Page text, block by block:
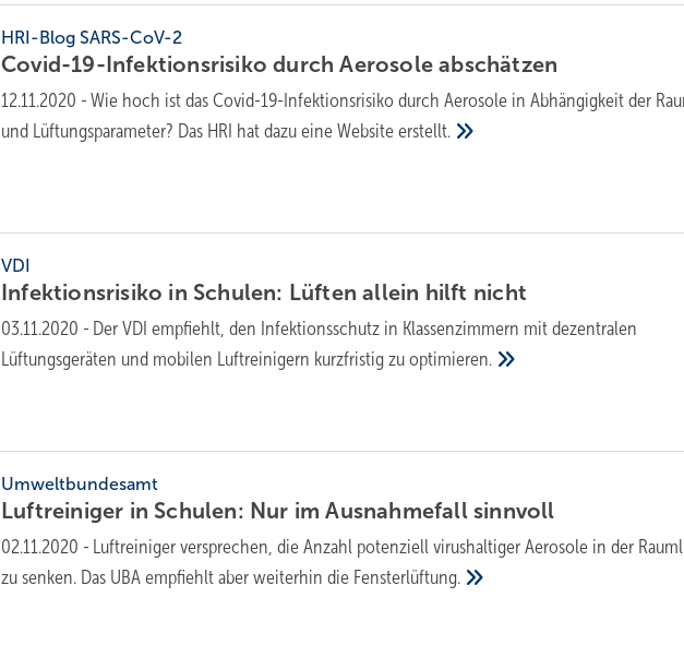
HRI-Blog SARS-CoV-2
Covid-19-Infektionsrisiko durch Aerosoleabschätzen
12.11.2020 - Wie hoch ist das Covid-19-Infektionsrisiko durch Aerosole in Abhängigkeit der
und Lüftungsparameter? Das HRI hat dazu eine Websiteerstellt.
VDI
Infektionsrisiko in Schulen: Lüften allein hilft nicht
03.11.2020 - Der VDI empfiehlt, den Infektionsschutz in Klassenzimmern mit dezentralen
Lüftungsgeräten und mobilen Luftreinigern kurzfristig zuoptimieren.
Umweltbundesamt
Luftreiniger in Schulen: Nur im Ausnahmefallsinnvoll
02.11.2020 - Luftreiniger versprechen, die Anzahl potenziell virushaltiger Aerosole in der
zu senken. Das UBA empfiehlt aber weiterhin die Fensterlüftung.